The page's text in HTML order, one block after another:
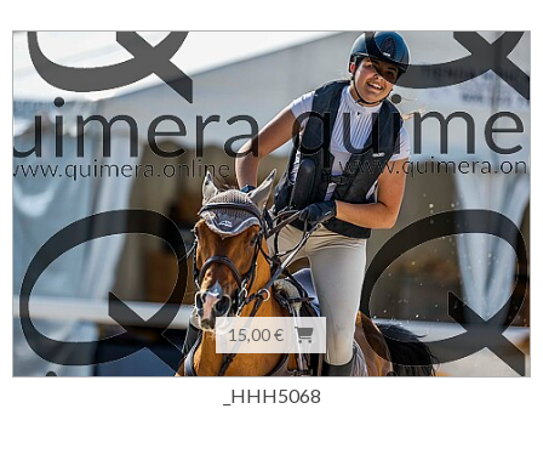
15,00 €
_HHH5068